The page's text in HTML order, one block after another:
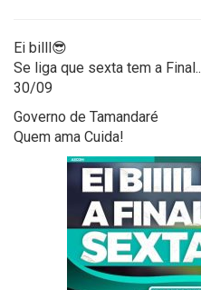
Ei billl😎
Se liga que sexta tem a Final..
30/09
Governo de Tamandaré
Quem ama Cuida!